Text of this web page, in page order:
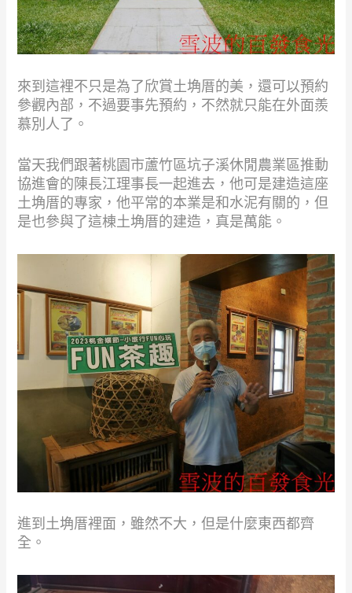
來到這裡不只是為了欣賞土埆厝的美，還可以預約
參觀內部，不過要事先預約，不然就只能在外面羨
慕別人了。
當天我們跟著桃園市蘆竹區坑子溪休閒農業區推動
協進會的陳長江理事長一起進去，他可是建造這座
土埆厝的專家，他平常的本業是和水泥有關的，但
是也參與了這棟土埆厝的建造，真是萬能。
進到土埆厝裡面，雖然不大，但是什麼東西都齊
全。